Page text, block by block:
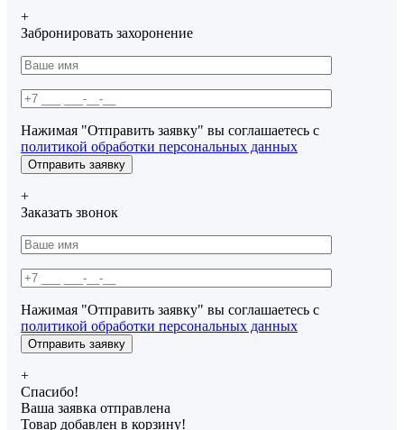
+
Забронировать захоронение
Нажимая "Отправить заявку" вы соглашаетесь с
политикой обработки персональных данных
+
Заказать звонок
Нажимая "Отправить заявку" вы соглашаетесь с
политикой обработки персональных данных
+
Спасибо!
Ваша заявка отправлена
Товар добавлен в корзину!